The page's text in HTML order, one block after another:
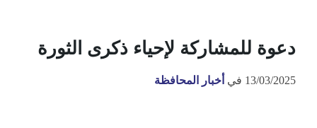
دعوة للمشاركة لإحياء ذكرى الثورة
13/03/2025 في أخبار المحافظة